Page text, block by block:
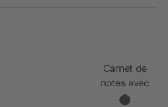
Carnet de
notes avec
pochette